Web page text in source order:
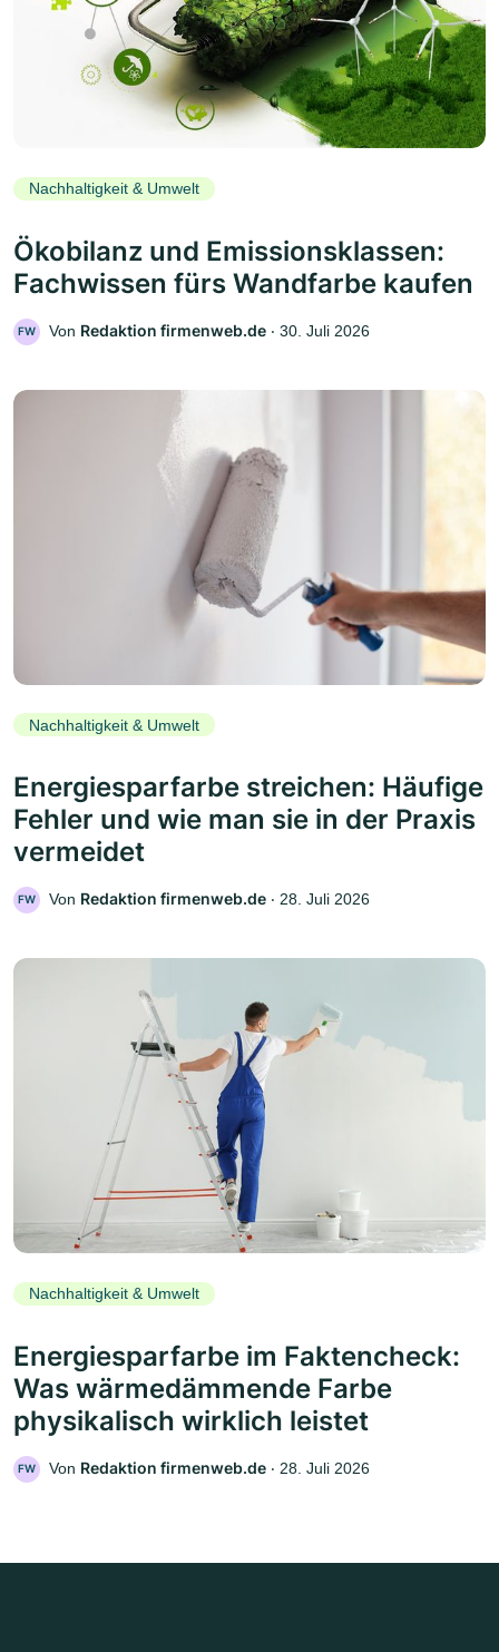
Nachhaltigkeit & Umwelt
Ökobilanz und Emissionsklassen:
Fachwissen fürs Wandfarbe kaufen
FW Von Redaktion firmenweb.de ‧ 30. Juli 2026
Nachhaltigkeit & Umwelt
Energiesparfarbe streichen: Häufige
Fehler und wie man sie in der Praxis
vermeidet
FW Von Redaktion firmenweb.de ‧ 28. Juli 2026
Nachhaltigkeit & Umwelt
Energiesparfarbe im Faktencheck:
Was wärmedämmende Farbe
physikalisch wirklich leistet
FW Von Redaktion firmenweb.de ‧ 28. Juli 2026